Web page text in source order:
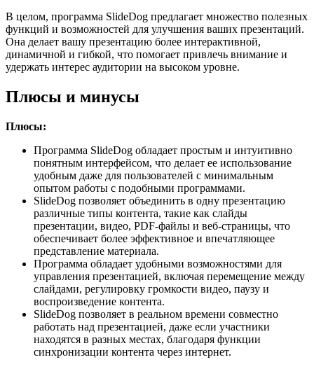
В целом, программа SlideDog предлагает множество полезных
функций и возможностей для улучшения ваших презентаций.
Она делает вашу презентацию более интерактивной,
динамичной и гибкой, что помогает привлечь внимание и
удержать интерес аудитории на высоком уровне.
Плюсы и минусы
Плюсы:
Программа SlideDog обладает простым и интуитивно
понятным интерфейсом, что делает ее использование
удобным даже для пользователей с минимальным
опытом работы с подобными программами.
SlideDog позволяет объединить в одну презентацию
различные типы контента, такие как слайды
презентации, видео, PDF-файлы и веб-страницы, что
обеспечивает более эффективное и впечатляющее
представление материала.
Программа обладает удобными возможностями для
управления презентацией, включая перемещение между
слайдами, регулировку громкости видео, паузу и
воспроизведение контента.
SlideDog позволяет в реальном времени совместно
работать над презентацией, даже если участники
находятся в разных местах, благодаря функции
синхронизации контента через интернет.